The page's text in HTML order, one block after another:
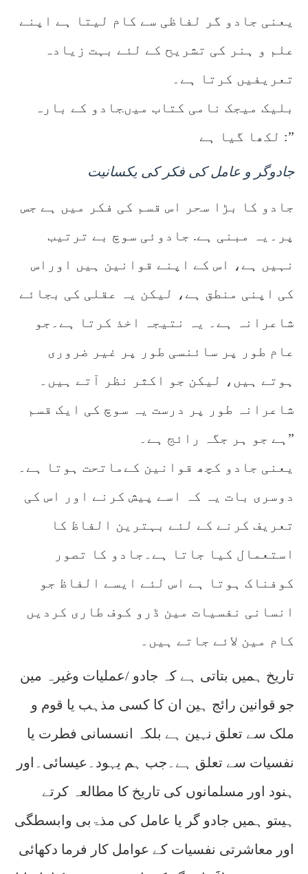
یعنی جادو گر لفاظی سے کام لیتا ہے اپنے
علم و ہنر کی تشریح کے لئے بہت زیادہ
تعریفیں کرتا ہے۔
بلیک میجک نامی کتاب میںجادو کے بارہ
لکھا گیا ہے :”
جادوگر و عامل کی فکر کی یکسانیت
جادو کا بڑا سحر اس قسم کی فکر میں ہے جس
پر۔یہ مبنی ہے. جادوئی سوچ بے ترتیب
نہیں ہے، اس کے اپنے قوانین ہیں اوراس
کی اپنی منطق ہے، لیکن یہ عقلی کی بجائے
شاعرانہ ہے۔ یہ نتیجہ اخذ کرتا ہے۔جو
عام طور پر سائنسی طور پر غیر ضروری
ہوتے ہیں، لیکن جو اکثر نظر آتے ہیں۔
شاعرانہ طور پر درست یہ سوچ کی ایک قسم
ہے جو ہر جگہ رائج ہے۔”
یعنی جادو کچھ قوانین کےماتحت ہوتا ہے۔
دوسری بات یہ کہ اسے پیش کرنے اور اس کی
تعریف کرنے کے لئے بہترین الفاظ کا
استعمال کیا جاتا ہے۔جادو کا تصور
کوفناک ہوتا ہے اس لئے ایسے الفاظ جو
انسانی نفسیات مین ڈرو کوف طاری کردیں
کام مین لائے جاتے ہیں۔
تاریخ ہمیں بتاتی ہے کہ جادو /عملیات وغیرہ مین
جو قوانین رائج ہین ان کا کسی مذہب یا قوم و
ملک سے تعلق نہین ہے بلکہ انسسانی فطرت یا
نفسیات سے تعلق ہے۔جب ہم یہود۔عیسائی۔اور
ہنود اور مسلمانوں کی تاریخ کا مطالعہ کرتے
ہیںتو ہمیں جادو گر یا عامل کی مذۃبی وابسطگی
اور معاشرتی نفسیات کے عوامل کار فرما دکھائی